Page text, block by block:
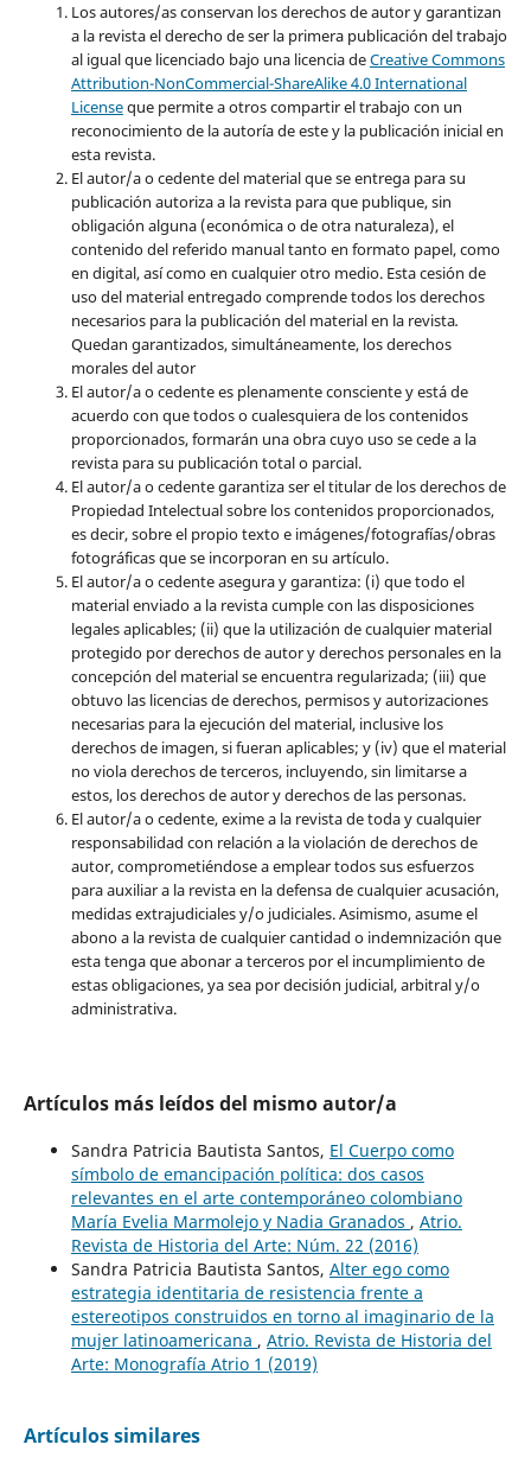
Los autores/as conservan los derechos de autor y garantizan
a la revista el derecho de ser la primera publicación del trabajo
al igual que licenciado bajo una licencia deCreative Commons
Attribution-NonCommercial-ShareAlike 4.0 International
Licenseque permite a otros compartir el trabajo con un
reconocimiento de la autoría de este y la publicación inicial en
esta revista.
El autor/a o cedente del material que se entrega para su
publicación autoriza a la revista para que publique, sin
obligación alguna (económica o de otra naturaleza), el
contenido del referido manual tanto en formato papel, como
en digital, así como en cualquier otro medio. Esta cesión de
uso del material entregado comprende todos los derechos
necesarios para la publicación del material en la revista.
Quedan garantizados, simultáneamente, los derechos
morales del autor
El autor/a o cedente es plenamente consciente y está de
acuerdo con que todos o cualesquiera de los contenidos
proporcionados, formarán una obra cuyo uso se cede a la
revista para su publicación total o parcial.
El autor/a o cedente garantiza ser el titular de los derechos de
Propiedad Intelectual sobre los contenidos proporcionados,
es decir, sobre el propio texto e imágenes/fotografías/obras
fotográficas que se incorporan en su artículo.
El autor/a o cedente asegura y garantiza: (i) que todo el
material enviado a la revista cumple con las disposiciones
legales aplicables; (ii) que la utilización de cualquier material
protegido por derechos de autor y derechos personales en la
concepción del material se encuentra regularizada; (iii) que
obtuvo las licencias de derechos, permisos y autorizaciones
necesarias para la ejecución del material, inclusive los
derechos de imagen, si fueran aplicables; y (iv) que el material
no viola derechos de terceros, incluyendo, sin limitarse a
estos, los derechos de autor y derechos de las personas.
El autor/a o cedente, exime a la revista de toda y cualquier
responsabilidad con relación a la violación de derechos de
autor, comprometiéndose a emplear todos sus esfuerzos
para auxiliar a la revista en la defensa de cualquier acusación,
medidas extrajudiciales y/o judiciales. Asimismo, asume el
abono a la revista de cualquier cantidad o indemnización que
esta tenga que abonar a terceros por el incumplimiento de
estas obligaciones, ya sea por decisión judicial, arbitral y/o
administrativa.
Artículos más leídos del mismo autor/a
Sandra Patricia Bautista Santos, El Cuerpo como
símbolo de emancipación política: dos casos
relevantes en el arte contemporáneo colombiano
María Evelia Marmolejo y Nadia Granados , Atrio.
Revista de Historia del Arte: Núm. 22 (2016)
Sandra Patricia Bautista Santos, Alter ego como
estrategia identitaria de resistencia frente a
estereotipos construidos en torno al imaginario de la
mujer latinoamericana , Atrio. Revista de Historia del
Arte: Monografía Atrio 1 (2019)
Artículos similares